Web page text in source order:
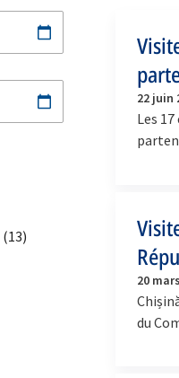
(13)
22 juin
Les
20
du